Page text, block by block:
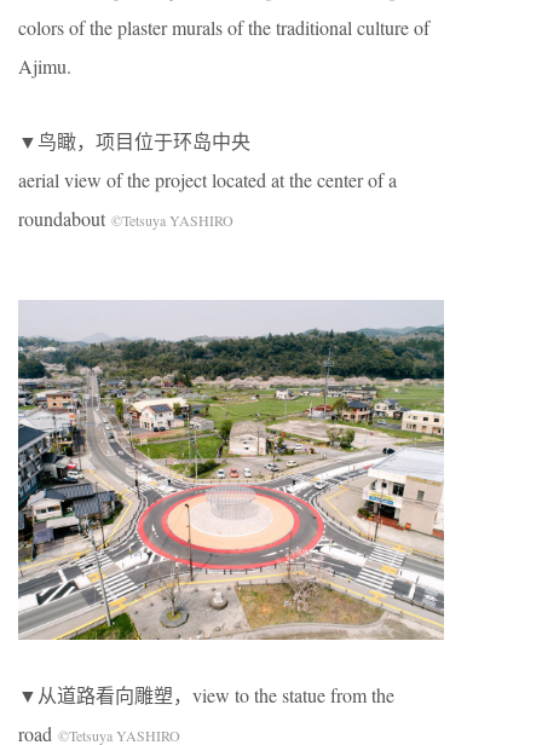
colors of the plaster murals of the traditional culture of
Ajimu.
▼鸟瞰，项目位于环岛中央
aerial view of the project located at the center of a
roundabout ©Tetsuya YASHIRO
▼从道路看向雕塑，view to the statue from the
road ©Tetsuya YASHIRO